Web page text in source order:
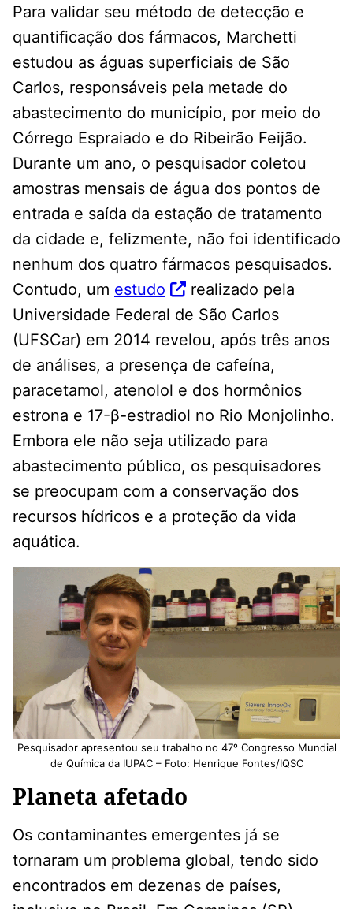
Para validar seu método de detecção e
quantificação dos fármacos, Marchetti
estudou as águas superficiais de São
Carlos, responsáveis pela metade do
abastecimento do município, por meio do
Córrego Espraiado e do Ribeirão Feijão.
Durante um ano, o pesquisador coletou
amostras mensais de água dos pontos de
entrada e saída da estação de tratamento
da cidade e, felizmente, não foi identificado
nenhum dos quatro fármacos pesquisados.
Contudo, um estudo
realizado pela
Universidade Federal de São Carlos
(UFSCar) em 2014 revelou, após três anos
de análises, a presença de cafeína,
paracetamol, atenolol e dos hormônios
estrona e 17-β-estradiol no Rio Monjolinho.
Embora ele não seja utilizado para
abastecimento público, os pesquisadores
se preocupam com a conservação dos
recursos hídricos e a proteção da vida
aquática.
Pesquisador apresentou seu trabalho no 47º Congresso Mundial
de Química da IUPAC – Foto: Henrique Fontes/IQSC
Planeta afetado
Os contaminantes emergentes já se
tornaram um problema global, tendo sido
encontrados em dezenas de países,